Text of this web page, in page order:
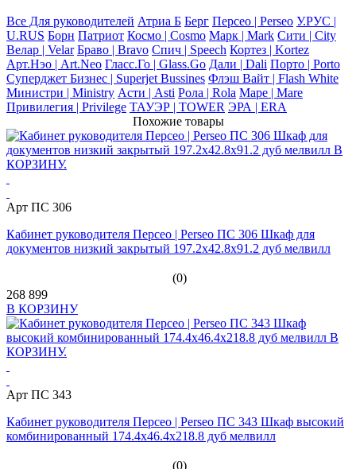
Все Для руководителей Атриа Б Берг Персео | Perseo У.РУС |
U.RUS Борн Патриот Космо | Cosmo Марк | Mark Сити | City
Велар | Velar Браво | Bravo Спич | Speech Кортез | Kortez
Арт.Нэо | Art.Neo Гласс.Го | Glass.Go Дали | Dali Порто | Porto
Суперджет Бизнес | Superjet Bussines Флэш Вайт | Flash White
Министри | Ministry Асти | Asti Рола | Rola Маре | Mare
Привилегия | Privilege ТАУЭР | TOWER ЭРА | ERA
Похожие товары
Арт ПС 306
Кабинет руководителя Персео | Perseo ПС 306 Шкаф для
документов низкий закрытый 197.2x42.8x91.2 дуб мелвилл
(0)
268 899
В КОРЗИНУ
Арт ПС 343
Кабинет руководителя Персео | Perseo ПС 343 Шкаф высокий
комбинированный 174.4x46.4x218.8 дуб мелвилл
(0)